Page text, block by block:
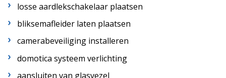
losse aardlekschakelaar plaatsen
bliksemafleider laten plaatsen
camerabeveiliging installeren
domotica systeem verlichting
aansluiten van glasvezel